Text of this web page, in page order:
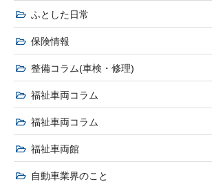
ふとした日常
保険情報
整備コラム(車検・修理)
福祉車両コラム
福祉車両コラム
福祉車両館
自動車業界のこと